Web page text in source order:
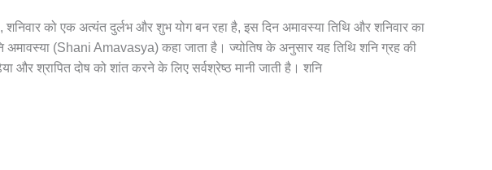
को एक अत्यंत दुर्लभ और शुभ योग बन रहा है, इस दिन अमावस्या तिथि और शनिवार का
अमावस्या (Shani Amavasya) कहा जाता है। ज्योतिष के अनुसार यह तिथि शनि ग्रह की
और श्रापित दोष को शांत करने के लिए सर्वश्रेष्ठ मानी जाती है। शनि